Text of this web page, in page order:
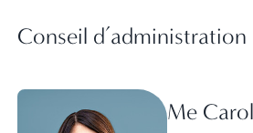
Conseil d’administration
Me